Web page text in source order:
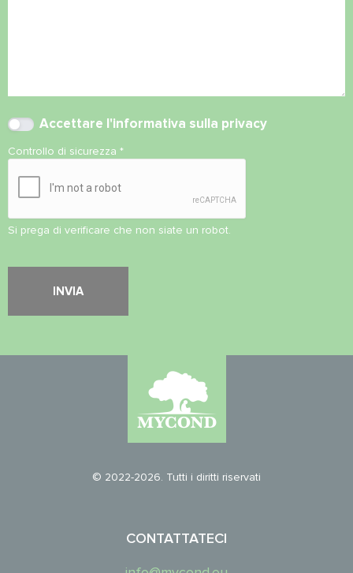
Accettare l'informativa sulla privacy
Controllo di sicurezza *
Si prega di verificare che non siate un robot.
© 2022-2026. Tutti i diritti riservati
CONTATTATECI